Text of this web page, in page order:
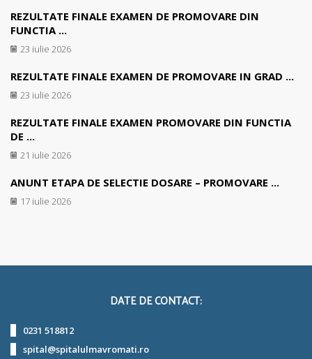
REZULTATE FINALE EXAMEN DE PROMOVARE DIN
FUNCTIA ...
23 iulie 2026
REZULTATE FINALE EXAMEN DE PROMOVARE IN GRAD ...
23 iulie 2026
REZULTATE FINALE EXAMEN PROMOVARE DIN FUNCTIA
DE ...
21 iulie 2026
ANUNT ETAPA DE SELECTIE DOSARE – PROMOVARE ...
17 iulie 2026
DATE DE CONTACT:
0231 518812
spital@spitalulmavromati.ro